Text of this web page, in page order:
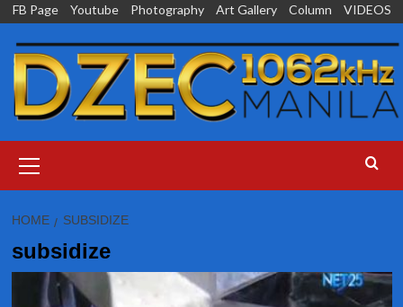
Skip
content
FB Page Youtube Photography Art Gallery Column VIDEOS
Menu
HOME SUBSIDIZE
subsidize